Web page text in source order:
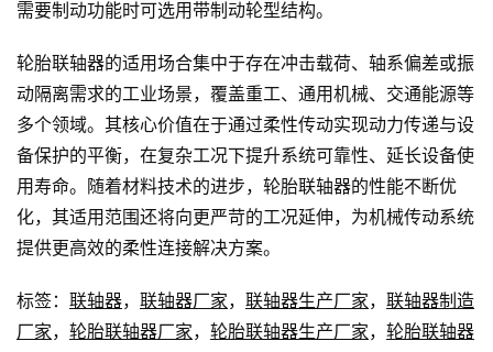
需要制动功能时可选用带制动轮型结构。
轮胎联轴器的适用场合集中于存在冲击载荷、轴系偏差或振
动隔离需求的工业场景，覆盖重工、通用机械、交通能源等
多个领域。其核心价值在于通过柔性传动实现动力传递与设
备保护的平衡，在复杂工况下提升系统可靠性、延长设备使
用寿命。随着材料技术的进步，轮胎联轴器的性能不断优
化，其适用范围还将向更严苛的工况延伸，为机械传动系统
提供更高效的柔性连接解决方案。
标签： 联轴器， 联轴器厂家， 联轴器生产厂家， 联轴器制造
厂家， 轮胎联轴器厂家， 轮胎联轴器生产厂家， 轮胎联轴器